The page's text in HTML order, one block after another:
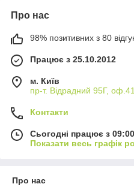
Про нас
98% позитивних з 80
Працює з 25.10.2012
м. Київ
пр-т. Відрадний 95Г,
Контакти
Сьогодні працює з
Показати весь графік
Про нас